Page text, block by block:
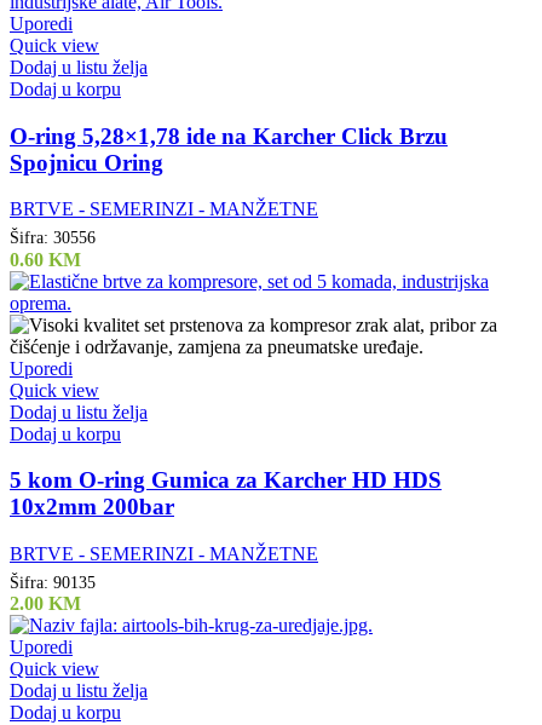
Uporedi
Quick view
Dodaj u listu želja
Dodaj u korpu
O-ring 5,28×1,78 ide na Karcher Click Brzu
Spojnicu Oring
BRTVE - SEMERINZI - MANŽETNE
Šifra: 30556
0.60 KM
Uporedi
Quick view
Dodaj u listu želja
Dodaj u korpu
5 kom O-ring Gumica za Karcher HD HDS
10x2mm 200bar
BRTVE - SEMERINZI - MANŽETNE
Šifra: 90135
2.00 KM
Uporedi
Quick view
Dodaj u listu želja
Dodaj u korpu